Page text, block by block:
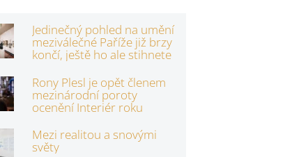
Jedinečný pohled na umění
meziválečné Paříže již brzy
končí, ještě ho ale stihnete
Rony Plesl je opět členem
mezinárodní poroty
ocenění Interiér roku
Mezi realitou a snovými
světy